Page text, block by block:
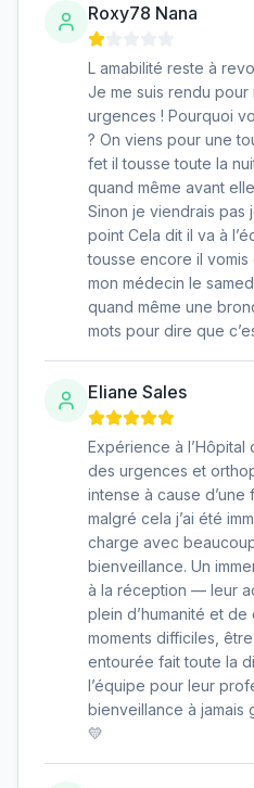
Roxy78 Nana
L amabilité reste à
Je me suis rendu pour
urgences ! Pourquoi
? On viens pour une
fet il tousse toute la
quand même avant
Sinon je viendrais pas
point Cela dit il va à
tousse encore il vomis
mon médecin le
quand même une
mots pour dire que
Eliane Sales
Expérience à l’Hôpital
des urgences et
intense à cause
malgré cela j’ai été
charge avec
bienveillance. Un
à la réception — leur
plein d’humanité et de
moments difficiles,
entourée fait toute la
l’équipe pour leur
bienveillance à jamais
💛